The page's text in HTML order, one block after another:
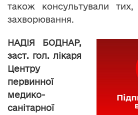
також консультували
захворювання.
НАДІЯ БОДНАР,
заст. гол. лікаря
Центру
первинної
медико-
санітарної